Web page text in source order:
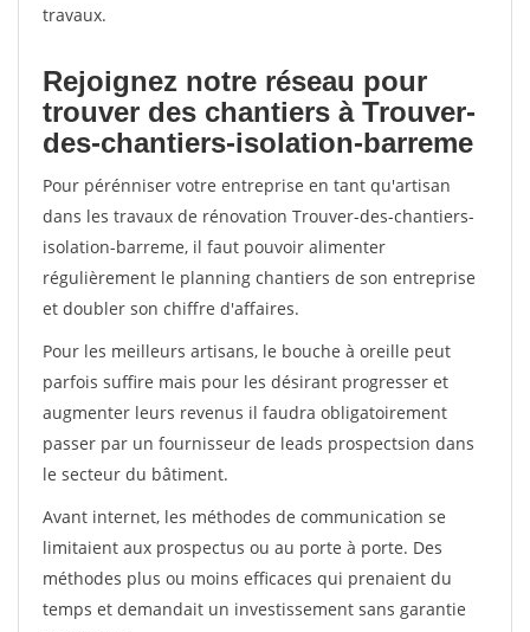
travaux.
Rejoignez notre réseau pour
trouver des chantiers à Trouver-
des-chantiers-isolation-barreme
Pour pérénniser votre entreprise en tant qu'artisan
dans les travaux de rénovation Trouver-des-chantiers-
isolation-barreme, il faut pouvoir alimenter
régulièrement le planning chantiers de son entreprise
et doubler son chiffre d'affaires.
Pour les meilleurs artisans, le bouche à oreille peut
parfois suffire mais pour les désirant progresser et
augmenter leurs revenus il faudra obligatoirement
passer par un fournisseur de leads prospectsion dans
le secteur du bâtiment.
Avant internet, les méthodes de communication se
limitaient aux prospectus ou au porte à porte. Des
méthodes plus ou moins efficaces qui prenaient du
temps et demandait un investissement sans garantie